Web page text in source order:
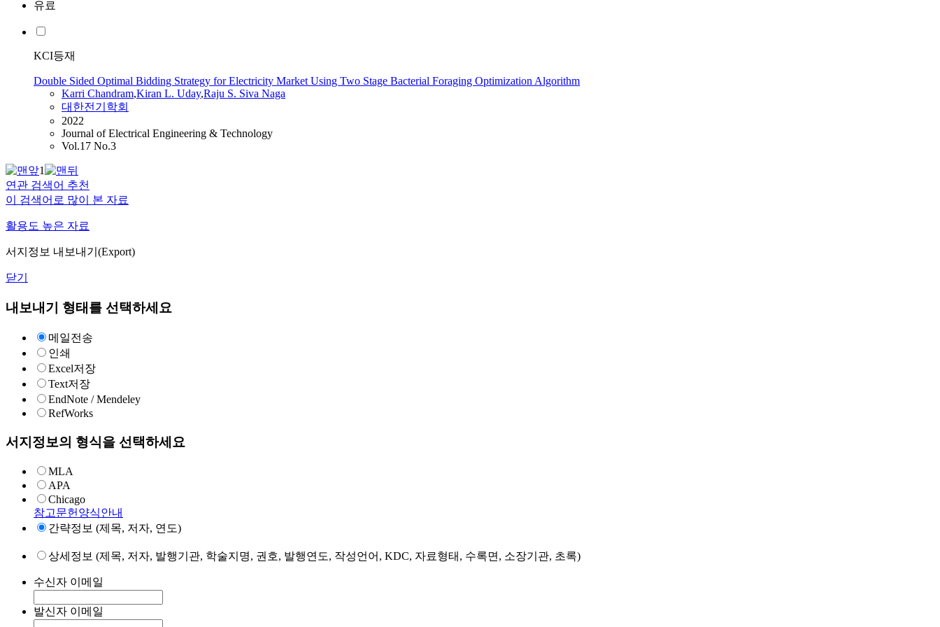
유료
KCI등재
Double Sided Optimal Bidding Strategy for Electricity Market Using Two Stage Bacterial Foraging Optimization Algorithm
Karri Chandram,Kiran L. Uday,Raju S. Siva Naga
대한전기학회
2022
Journal of Electrical Engineering & Technology
Vol.17 No.3
1
연관 검색어 추천
이 검색어로 많이 본 자료
활용도 높은 자료
서지정보 내보내기(Export)
닫기
내보내기 형태를 선택하세요
메일전송
인쇄
Excel저장
Text저장
EndNote / Mendeley
RefWorks
서지정보의 형식을 선택하세요
MLA
APA
Chicago
참고문헌양식안내
간략정보 (제목, 저자, 연도)
상세정보 (제목, 저자, 발행기관, 학술지명, 권호, 발행연도, 작성언어, KDC, 자료형태, 수록면, 소장기관, 초록)
수신자 이메일
발신자 이메일